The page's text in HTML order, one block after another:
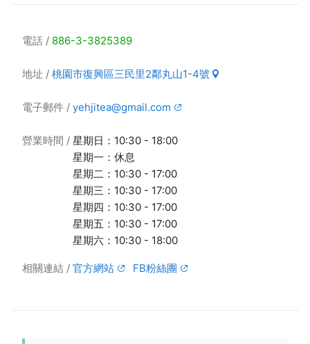
電話 886-3-3825389
地址 桃園市復興區三民里2鄰丸山1-4號
電子郵件 yehjitea@gmail.com
營業時間
星期日：10:30 - 18:00
星期一：休息
星期二：10:30 - 17:00
星期三：10:30 - 17:00
星期四：10:30 - 17:00
星期五：10:30 - 17:00
星期六：10:30 - 18:00
相關連結 官方網站 FB粉絲團